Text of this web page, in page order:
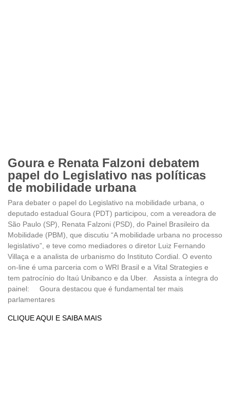
Goura e Renata Falzoni debatem
papel do Legislativo nas políticas
de mobilidade urbana
Para debater o papel do Legislativo na mobilidade urbana, o
deputado estadual Goura (PDT) participou, com a vereadora de
São Paulo (SP), Renata Falzoni (PSD), do Painel Brasileiro da
Mobilidade (PBM), que discutiu “A mobilidade urbana no processo
legislativo”, e teve como mediadores o diretor Luiz Fernando
Villaça e a analista de urbanismo do Instituto Cordial. O evento
on-line é uma parceria com o WRI Brasil e a Vital Strategies e
tem patrocínio do Itaú Unibanco e da Uber. Assista a íntegra do
painel: Goura destacou que é fundamental ter mais
parlamentares
CLIQUE AQUI E SAIBA MAIS